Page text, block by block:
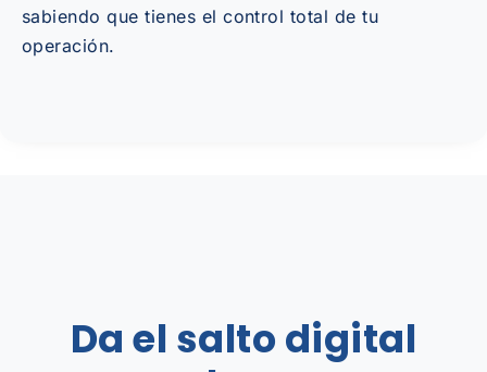
sabiendo que tienes el control total de tu
operación.
Da el salto digital